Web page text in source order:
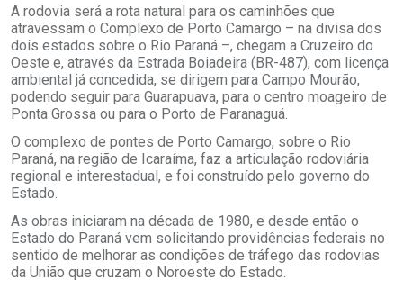
A rodovia será a rota natural para os caminhões que
atravessam o Complexo de Porto Camargo – na divisa dos
dois estados sobre o Rio Paraná –, chegam a Cruzeiro do
Oeste e, através da Estrada Boiadeira (BR-487), com licença
ambiental já concedida, se dirigem para Campo Mourão,
podendo seguir para Guarapuava, para o centro moageiro de
Ponta Grossa ou para o Porto de Paranaguá.
O complexo de pontes de Porto Camargo, sobre o Rio
Paraná, na região de Icaraíma, faz a articulação rodoviária
regional e interestadual, e foi construído pelo governo do
Estado.
As obras iniciaram na década de 1980, e desde então o
Estado do Paraná vem solicitando providências federais no
sentido de melhorar as condições de tráfego das rodovias
da União que cruzam o Noroeste do Estado.